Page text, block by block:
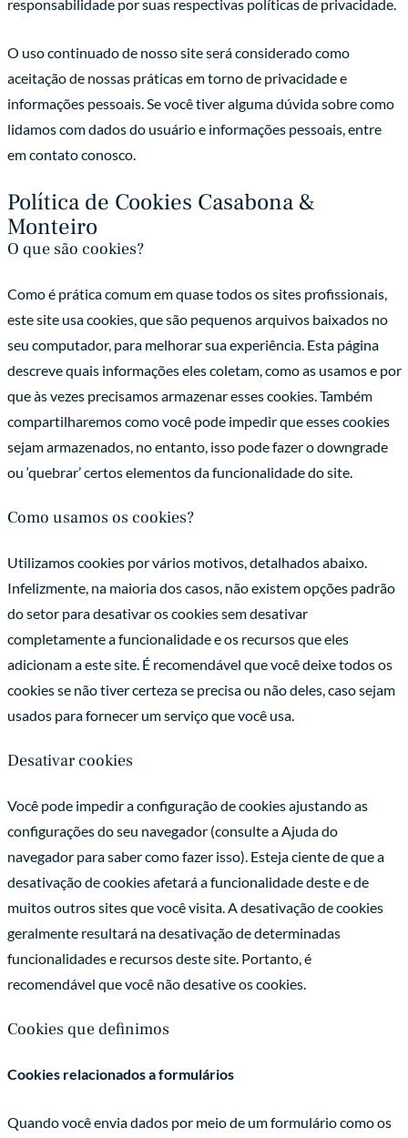
responsabilidade por suas respectivas políticas de privacidade.
O uso continuado de nosso site será considerado como
aceitação de nossas práticas em torno de privacidade e
informações pessoais. Se você tiver alguma dúvida sobre como
lidamos com dados do usuário e informações pessoais, entre
em contato conosco.
Política de Cookies Casabona &
Monteiro
O que são cookies?
Como é prática comum em quase todos os sites profissionais,
este site usa cookies, que são pequenos arquivos baixados no
seu computador, para melhorar sua experiência. Esta página
descreve quais informações eles coletam, como as usamos e por
que às vezes precisamos armazenar esses cookies. Também
compartilharemos como você pode impedir que esses cookies
sejam armazenados, no entanto, isso pode fazer o downgrade
ou ‘quebrar’ certos elementos da funcionalidade do site.
Como usamos os cookies?
Utilizamos cookies por vários motivos, detalhados abaixo.
Infelizmente, na maioria dos casos, não existem opções padrão
do setor para desativar os cookies sem desativar
completamente a funcionalidade e os recursos que eles
adicionam a este site. É recomendável que você deixe todos os
cookies se não tiver certeza se precisa ou não deles, caso sejam
usados para fornecer um serviço que você usa.
Desativar cookies
Você pode impedir a configuração de cookies ajustando as
configurações do seu navegador (consulte a Ajuda do
navegador para saber como fazer isso). Esteja ciente de que a
desativação de cookies afetará a funcionalidade deste e de
muitos outros sites que você visita. A desativação de cookies
geralmente resultará na desativação de determinadas
funcionalidades e recursos deste site. Portanto, é
recomendável que você não desative os cookies.
Cookies que definimos
Cookies relacionados a formulários
Quando você envia dados por meio de um formulário como os